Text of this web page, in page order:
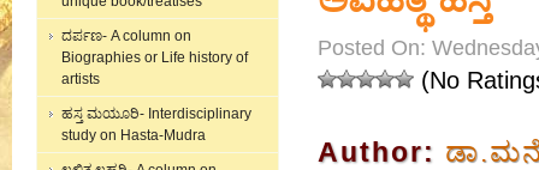
ದರ್ಪಣ- A column on
Biographies or Life history of
artists
ಹಸ್ತ ಮಯೂರಿ- Interdisciplinary
study on Hasta-Mudra
Posted On:
(No
Author: